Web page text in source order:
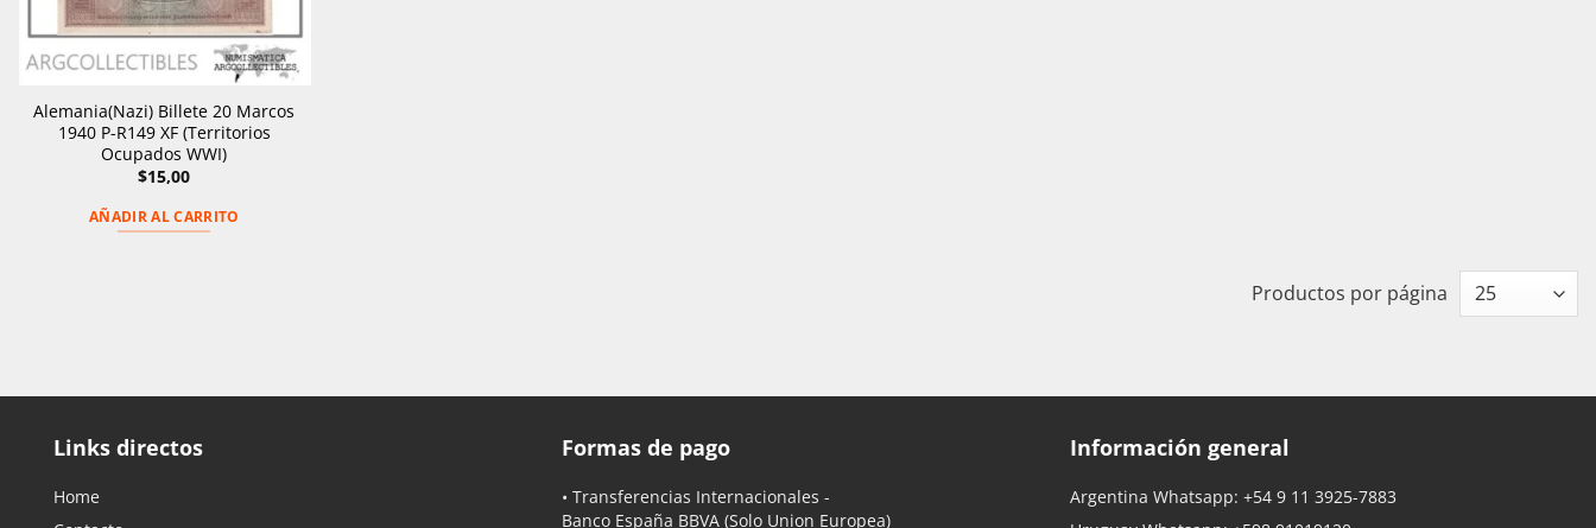
Alemania(Nazi) Billete 20 Marcos
1940 P-R149 XF (Territorios
Ocupados WWI)
$15,00
AÑADIR AL CARRITO
Productos por página
Links directos
Home
Formas de pago
• Transferencias Internacionales -
Banco España BBVA (Solo Union Europea)
Información general
Argentina Whatsapp: +54 9 11 3925-7883